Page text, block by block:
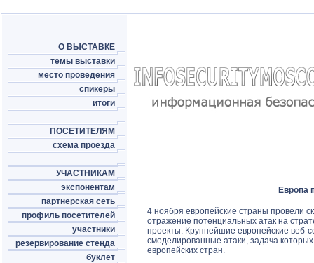
О ВЫСТАВКЕ
темы выставки
место проведения
спикеры
итоги
ПОСЕТИТЕЛЯМ
схема проезда
УЧАСТНИКАМ
экспонентам
партнерская сеть
профиль посетителей
участники
резервирование стенда
буклет
Европа
4 ноября европейские страны провели
отражение потенциальных атак на
проекты. Крупнейшие европейские веб-
смоделированные атаки, задача
европейских стран.